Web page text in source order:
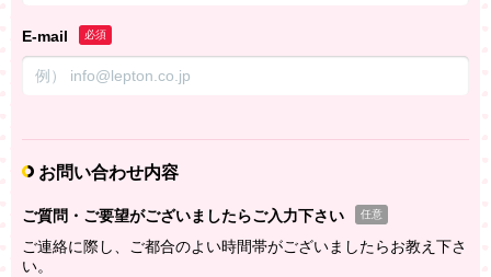
E-mail 必須
お問い合わせ内容
ご質問・ご要望がございましたらご入力下さい 任意
ご連絡に際し、ご都合のよい時間帯がございましたらお教え下さ
い。